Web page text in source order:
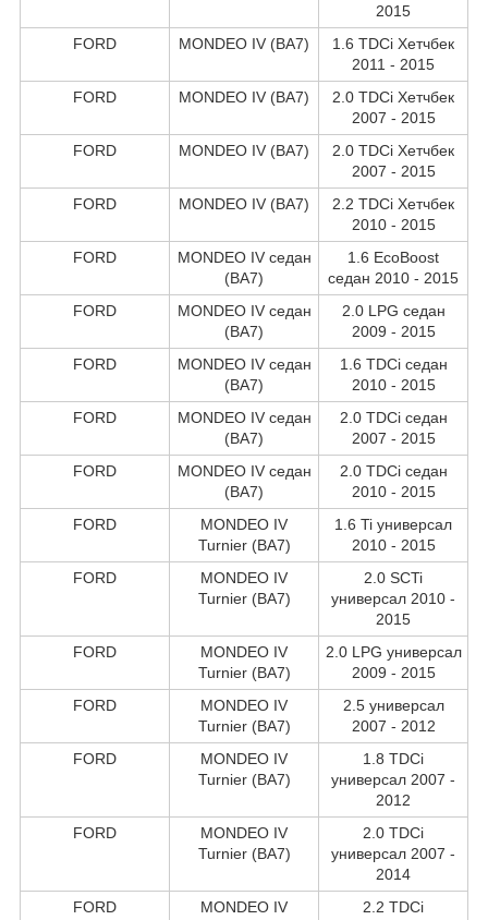
2015
FORD
MONDEO IV (BA7)
1.6 TDCi Хетчбек
2011 - 2015
FORD
MONDEO IV (BA7)
2.0 TDCi Хетчбек
2007 - 2015
FORD
MONDEO IV (BA7)
2.0 TDCi Хетчбек
2007 - 2015
FORD
MONDEO IV (BA7)
2.2 TDCi Хетчбек
2010 - 2015
FORD
MONDEO IV седан
(BA7)
1.6 EcoBoost
седан 2010 - 2015
FORD
MONDEO IV седан
(BA7)
2.0 LPG седан
2009 - 2015
FORD
MONDEO IV седан
(BA7)
1.6 TDCi седан
2010 - 2015
FORD
MONDEO IV седан
(BA7)
2.0 TDCi седан
2007 - 2015
FORD
MONDEO IV седан
(BA7)
2.0 TDCi седан
2010 - 2015
FORD
MONDEO IV
Turnier (BA7)
1.6 Ti универсал
2010 - 2015
FORD
MONDEO IV
Turnier (BA7)
2.0 SCTi
универсал 2010 -
2015
FORD
MONDEO IV
Turnier (BA7)
2.0 LPG универсал
2009 - 2015
FORD
MONDEO IV
Turnier (BA7)
2.5 универсал
2007 - 2012
FORD
MONDEO IV
Turnier (BA7)
1.8 TDCi
универсал 2007 -
2012
FORD
MONDEO IV
Turnier (BA7)
2.0 TDCi
универсал 2007 -
2014
FORD
MONDEO IV
2.2 TDCi